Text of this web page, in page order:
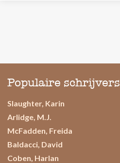
Populaire schrijvers
Slaughter, Karin
Arlidge, M.J.
McFadden, Freida
Baldacci, David
Coben, Harlan